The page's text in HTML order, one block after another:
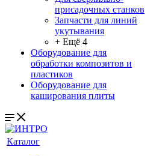
присадочных станков
Запчасти для линий
укутывания
+ Ещё 4
Оборудование для
обработки композитов и
пластиков
Оборудование для
каширования плиты
Каталог